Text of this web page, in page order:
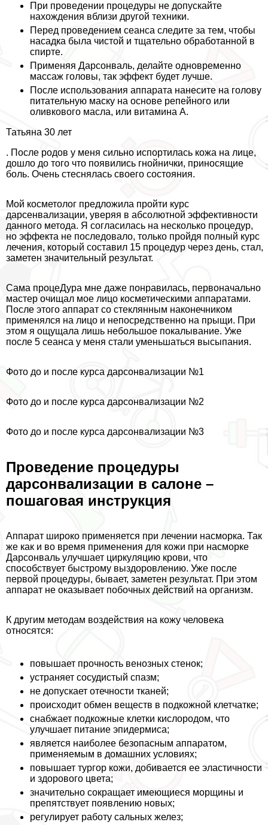
При проведении процедуры не допускайте
нахождения вблизи другой техники.
Перед проведением сеанса следите за тем, чтобы
насадка была чистой и тщательно обработанной в
спирте.
Применяя Дарсонваль, делайте одновременно
массаж головы, так эффект будет лучше.
После использования аппарата нанесите на голову
питательную маску на основе репейного или
оливкового масла, или витамина А.
Татьяна 30 лет
. После родов у меня сильно испортилась кожа на лице,
дошло до того что появились гнойнички, приносящие
боль. Очень стеснялась своего состояния.
Мой косметолог предложила пройти курс
дарсенвализации, уверяя в абсолютной эффективности
данного метода. Я согласилась на несколько процедур,
но эффекта не последовало, только пройдя полный курс
лечения, который составил 15 процедур через день, стал,
заметен значительный результат.
Сама процеДypa мне даже понравилась, первоначально
мастер очищал мое лицо косметическими аппаратами.
После этого аппарат со стеклянным наконечником
применялся на лицо и непосредственно на прыщи. При
этом я ощущала лишь небольшое покалывание. Уже
после 5 сеанса у меня стали уменьшаться высыпания.
Фото до и после курса дарсонвализации №1
Фото до и после курса дарсонвализации №2
Фото до и после курса дарсонвализации №3
Проведение процедуры
дарсонвализации в салоне –
пошаговая инструкция
Аппарат широко применяется при лечении насморка. Так
же как и во время применения для кожи при насморке
Дарсонваль улучшает циркуляцию крови, что
способствует быстрому выздоровлению. Уже после
первой процедуры, бывает, заметен результат. При этом
аппарат не оказывает побочных действий на организм.
К другим методам воздействия на кожу человека
относятся:
повышает прочность венозных стенок;
устраняет сосудистый спазм;
не допускает отечности тканей;
происходит обмен веществ в подкожной клетчатке;
снабжает подкожные клетки кислородом, что
улучшает питание эпидермиса;
является наиболее безопасным аппаратом,
применяемым в домашних условиях;
повышает тургор кожи, добивается ее эластичности
и здорового цвета;
значительно сокращает имеющиеся морщины и
препятствует появлению новых;
регулирует работу сальных желез;